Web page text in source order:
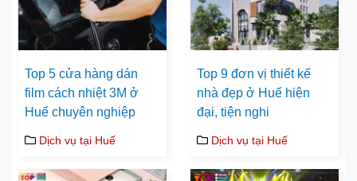
Top 5 cửa hàng dán
film cách nhiệt 3M ở
Huế chuyên nghiệp
Dịch vụ tại Huế
Top 9 đơn vị thiết kế
nhà đẹp ở Huế hiện
đại, tiện nghi
Dịch vụ tại Huế